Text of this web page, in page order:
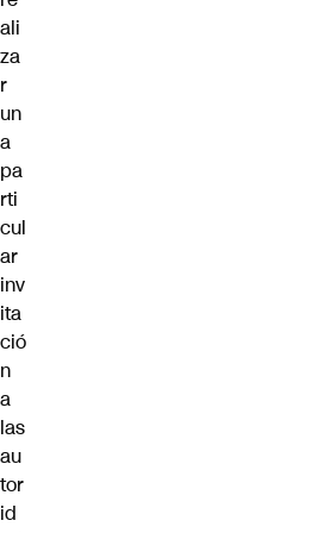
ali
za
r
un
a
pa
rti
cul
ar
inv
ita
ció
n
a
las
au
tor
id